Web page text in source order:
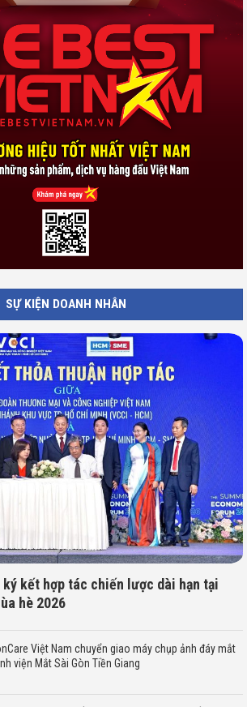
SỰ KIỆN DOANH NHÂN
ký kết hợp tác chiến lược dài hạn tại
hè 2026
Việt Nam chuyển giao máy chụp ảnh đáy mắt
viện Mắt Sài Gòn Tiền Giang